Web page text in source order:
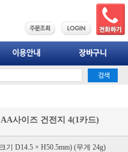
사이즈 건전지 4(1카드)
D14.5 × H50.5mm) (무게 24g)